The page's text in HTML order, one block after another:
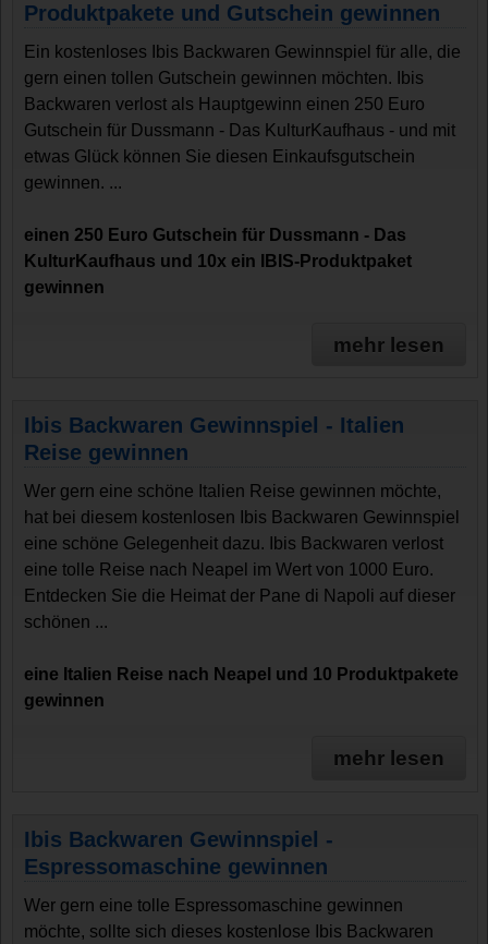
Produktpakete und Gutschein gewinnen
Ein kostenloses Ibis Backwaren Gewinnspiel für alle, die
gern einen tollen Gutschein gewinnen möchten. Ibis
Backwaren verlost als Hauptgewinn einen 250 Euro
Gutschein für Dussmann - Das KulturKaufhaus - und mit
etwas Glück können Sie diesen Einkaufsgutschein
gewinnen. ...
einen 250 Euro Gutschein für Dussmann - Das
KulturKaufhaus und 10x ein IBIS-Produktpaket
gewinnen
mehr lesen
Ibis Backwaren Gewinnspiel - Italien
Reise gewinnen
Wer gern eine schöne Italien Reise gewinnen möchte,
hat bei diesem kostenlosen Ibis Backwaren Gewinnspiel
eine schöne Gelegenheit dazu. Ibis Backwaren verlost
eine tolle Reise nach Neapel im Wert von 1000 Euro.
Entdecken Sie die Heimat der Pane di Napoli auf dieser
schönen ...
eine Italien Reise nach Neapel und 10 Produktpakete
gewinnen
mehr lesen
Ibis Backwaren Gewinnspiel -
Espressomaschine gewinnen
Wer gern eine tolle Espressomaschine gewinnen
möchte, sollte sich dieses kostenlose Ibis Backwaren